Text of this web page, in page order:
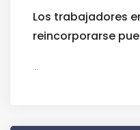
Los trabajadores
reincorporarse
...